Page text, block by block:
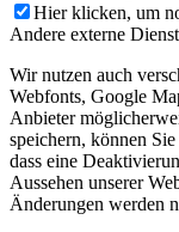
Hier klicken, um
Andere externe
Wir nutzen auch
Webfonts, Google
Anbieter
speichern, können
dass eine
Aussehen unserer
Änderungen werden